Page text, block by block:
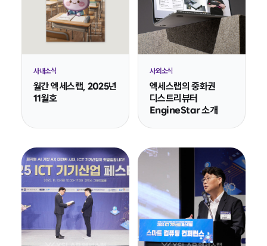
사내소식
월간 엑세스랩, 2025년
11월호
사외소식
엑세스랩의 중화권
디스트리뷰터
EngineStar 소개